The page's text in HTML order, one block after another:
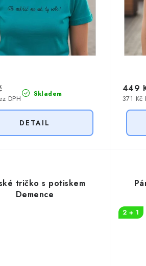
Skladem
DPH 371 Kč
449
tričko s potiskem
Demence
2 + 1